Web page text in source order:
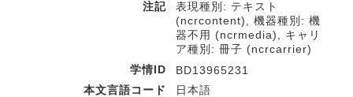
注記
表現種別: テキスト
(ncrcontent), 機器種別: 機
器不用 (ncrmedia), キャリ
ア種別: 冊子 (ncrcarrier)
学情ID
BD13965231
本文言語コード
日本語